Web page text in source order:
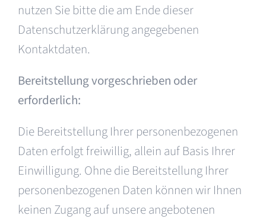
nutzen Sie bitte die am Ende dieser
Datenschutzerklärung angegebenen
Kontaktdaten.
Bereitstellung vorgeschrieben oder
erforderlich:
Die Bereitstellung Ihrer personenbezogenen
Daten erfolgt freiwillig, allein auf Basis Ihrer
Einwilligung. Ohne die Bereitstellung Ihrer
personenbezogenen Daten können wir Ihnen
keinen Zugang auf unsere angebotenen